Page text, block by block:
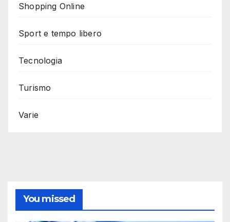
Shopping Online
Sport e tempo libero
Tecnologia
Turismo
Varie
You missed